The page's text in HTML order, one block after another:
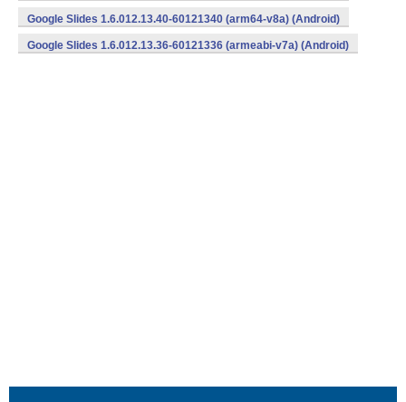
Google Slides 1.6.012.13.40-60121340 (arm64-v8a) (Android)
Google Slides 1.6.012.13.36-60121336 (armeabi-v7a) (Android)